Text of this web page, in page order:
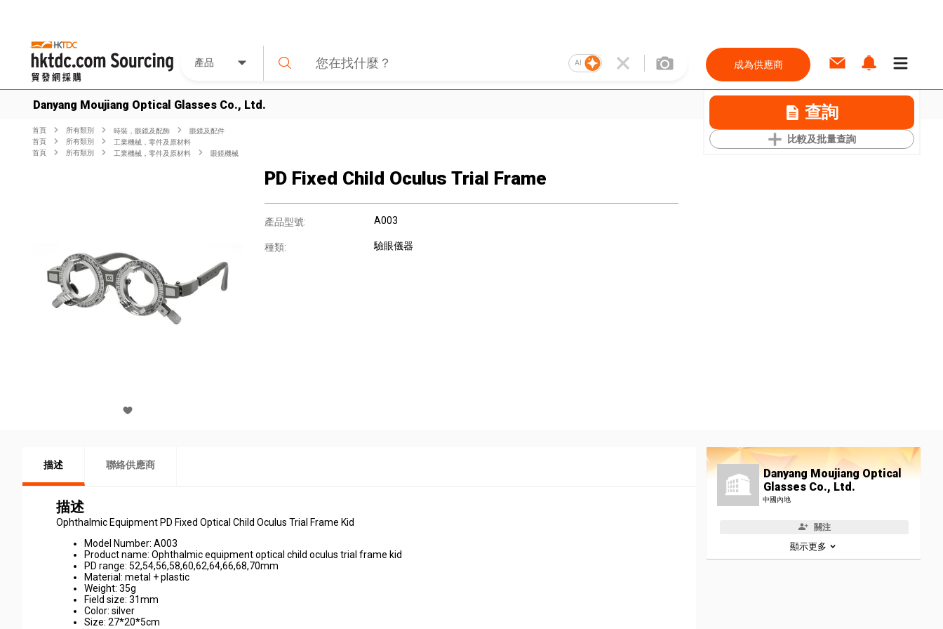
產品 AI 成為供應商
Danyang Moujiang Optical Glasses Co., Ltd. 查詢
比較及批量查詢
首頁 所有類別 時裝，眼鏡及配飾
眼鏡及配件
首頁
所有類別
工業機械，零件及原材料
首頁
所有類別 工業機械，零件及原材料 眼鏡機械
PD Fixed Child Oculus Trial Frame
產品型號: A003
種類: 驗眼儀器
描述 聯絡供應商
描述
Ophthalmic Equipment PD Fixed Optical Child Oculus Trial Frame Kid
Model Number: A003
Product name: Ophthalmic equipment optical child oculus trial frame kid
PD range: 52,54,56,58,60,62,64,66,68,70mm
Material: metal + plastic
Weight: 35g
Field size: 31mm
Color: silver
Size: 27*20*5cm
Danyang Moujiang Optical
Glasses Co., Ltd.
中國內地
關注
顯示更多